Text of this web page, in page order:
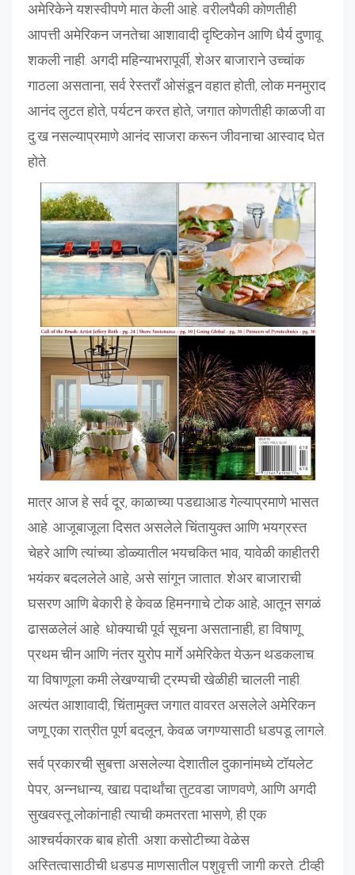
अमेरिकेने यशस्वीपणे मात केली आहे. वरीलपैकी कोणतीही
आपत्ती अमेरिकन जनतेचा आशावादी दृष्टिकोन आणि धैर्य दुणावू
शकली नाही. अगदी महिन्याभरापूर्वी, शेअर बाजाराने उच्चांक
गाठला असताना, सर्व रेस्तराँ ओसंडून वहात होती, लोक मनमुराद
आनंद लुटत होते, पर्यटन करत होते, जगात कोणतीही काळजी वा
दु:ख नसल्याप्रमाणे आनंद साजरा करून जीवनाचा आस्वाद घेत
होते.
मात्र आज हे सर्व दूर, काळाच्या पडद्याआड गेल्याप्रमाणे भासत
आहे. आजूबाजूला दिसत असलेले चिंतायुक्त आणि भयग्रस्त
चेहरे आणि त्यांच्या डोळ्यातील भयचकित भाव, यावेळी काहीतरी
भयंकर बदललेले आहे, असे सांगून जातात. शेअर बाजाराची
घसरण आणि बेकारी हे केवळ हिमनगाचे टोक आहे; आतून सगळं
ढासळलेलं आहे. धोक्याची पूर्व सूचना असतानाही, हा विषाणू
प्रथम चीन आणि नंतर युरोप मार्गे अमेरिकेत येऊन थडकलाच.
या विषाणूला कमी लेखण्याची ट्रम्पची खेळीही चालली नाही.
अत्यंत आशावादी, चिंतामुक्त जगात वावरत असलेले अमेरिकन
जणू एका रात्रीत पूर्ण बदलून, केवळ जगण्यासाठी धडपडू लागले.
सर्व प्रकारची सुबत्ता असलेल्या देशातील दुकानांमध्ये टॉयलेट
पेपर, अन्नधान्य, खाद्य पदार्थांचा तुटवडा जाणवणे, आणि अगदी
सुखवस्तू लोकांनाही त्याची कमतरता भासणे, ही एक
आश्चर्यकारक बाब होती. अशा कसोटीच्या वेळेस
अस्तित्वासाठीची धडपड माणसातील पशुवृत्ती जागी करते. टीव्ही